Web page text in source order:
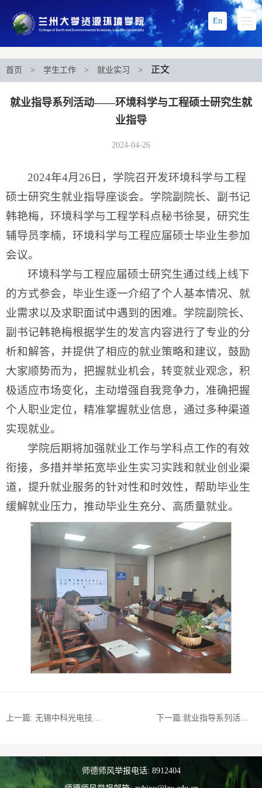
En
首页 > 学生工作 > 就业实习 > 正文
就业指导系列活动——环境科学与工程硕士研究生就
业指导
2024-04-26
2024年4月26日，学院召开发环境科学与工程
硕士研究生就业指导座谈会。学院副院长、副书记
韩艳梅，环境科学与工程学科点秘书徐旻，研究生
辅导员李楠，环境科学与工程应届硕士毕业生参加
会议。
环境科学与工程应届硕士研究生通过线上线下
的方式参会，毕业生逐一介绍了个人基本情况、就
业需求以及求职面试中遇到的困难。学院副院长、
副书记韩艳梅根据学生的发言内容进行了专业的分
析和解答，并提供了相应的就业策略和建议，鼓励
大家顺势而为，把握就业机会，转变就业观念，积
极适应市场变化，主动增强自我竞争力，准确把握
个人职业定位，精准掌握就业信息，通过多种渠道
实现就业。
学院后期将加强就业工作与学科点工作的有效
衔接，多措并举拓宽毕业生实习实践和就业创业渠
道，提升就业服务的针对性和时效性，帮助毕业生
缓解就业压力，推动毕业生充分、高质量就业。
下一篇:就业指导系列活动——环境工程硕士研究生就业指导
师德师风举报电话: 8912404